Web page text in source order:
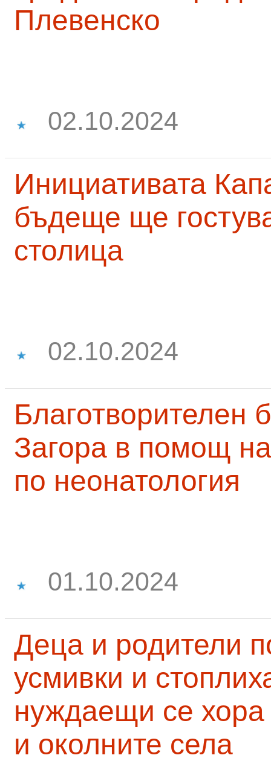
Плевенско
02.10.2024
Инициативата
бъдеще ще
столица
02.10.2024
Благотворителен
Загора в помощ
по неонатология
01.10.2024
Деца и родители
усмивки и
нуждаещи се
и околните села